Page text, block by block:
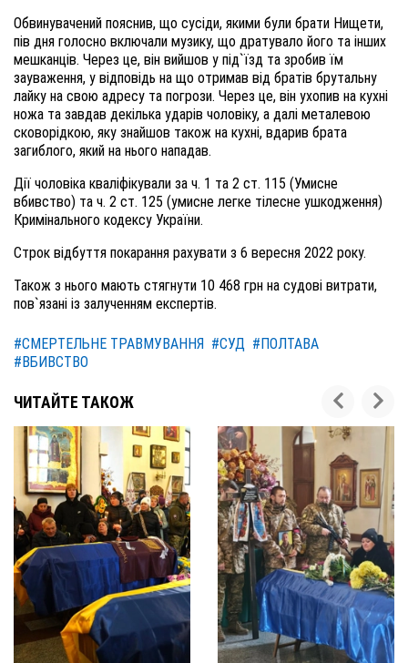
Обвинувачений пояснив, що сусіди, якими були брати Нищети,
пів дня голосно включали музику, що дратувало його та інших
мешканців. Через це, він вийшов у під`їзд та зробив їм
зауваження, у відповідь на що отримав від братів брутальну
лайку на свою адресу та погрози. Через це, він ухопив на кухні
ножа та завдав декілька ударів чоловіку, а далі металевою
сковорідкою, яку знайшов також на кухні, вдарив брата
загиблого, який на нього нападав.
Дії чоловіка кваліфікували за ч. 1 та 2 ст. 115 (Умисне
вбивство) та ч. 2 ст. 125 (умисне легке тілесне ушкодження)
Кримінального кодексу України.
Строк відбуття покарання рахувати з 6 вересня 2022 року.
Також з нього мають стягнути 10 468 грн на судові витрати,
пов`язані із залученням експертів.
#СМЕРТЕЛЬНЕ ТРАВМУВАННЯ #СУД #ПОЛТАВА
#ВБИВСТВО
ЧИТАЙТЕ ТАКОЖ